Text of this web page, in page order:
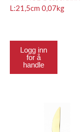
L:21,5cm 0,07kg
Logg inn
for å
handle